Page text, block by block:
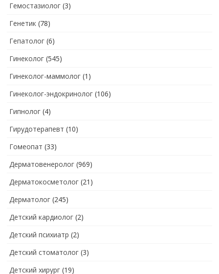
Гемостазиолог (3)
Генетик (78)
Гепатолог (6)
Гинеколог (545)
Гинеколог-маммолог (1)
Гинеколог-эндокринолог (106)
Гипнолог (4)
Гирудотерапевт (10)
Гомеопат (33)
Дерматовенеролог (969)
Дерматокосметолог (21)
Дерматолог (245)
Детский кардиолог (2)
Детский психиатр (2)
Детский стоматолог (3)
Детский хирург (19)